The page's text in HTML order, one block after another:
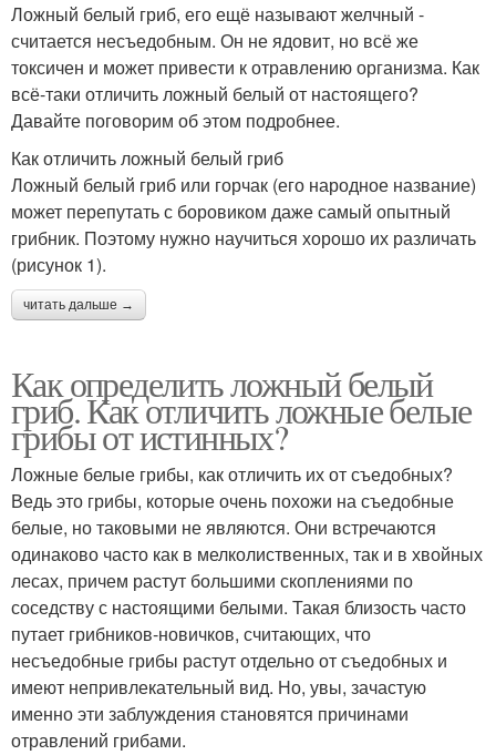
Ложный белый гриб, его ещё называют желчный -
считается несъедобным. Он не ядовит, но всё же
токсичен и может привести к отравлению организма. Как
всё-таки отличить ложный белый от настоящего?
Давайте поговорим об этом подробнее.
Как отличить ложный белый гриб
Ложный белый гриб или горчак (его народное название)
может перепутать с боровиком даже самый опытный
грибник. Поэтому нужно научиться хорошо их различать
(рисунок 1).
читать дальше →
Как определить ложный белый
гриб. Как отличить ложные белые
грибы от истинных?
Ложные белые грибы, как отличить их от съедобных?
Ведь это грибы, которые очень похожи на съедобные
белые, но таковыми не являются. Они встречаются
одинаково часто как в мелколиственных, так и в хвойных
лесах, причем растут большими скоплениями по
соседству с настоящими белыми. Такая близость часто
путает грибников-новичков, считающих, что
несъедобные грибы растут отдельно от съедобных и
имеют непривлекательный вид. Но, увы, зачастую
именно эти заблуждения становятся причинами
отравлений грибами.